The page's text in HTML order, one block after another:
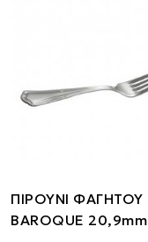
ΠΙΡΟΥΝΙ ΦΑΓΗΤΟΥ
BAROQUE 20,9mm